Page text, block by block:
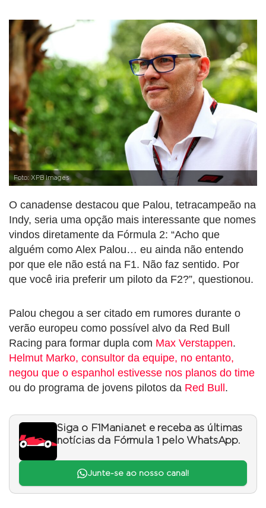
Foto: XPB Images
O canadense destacou que Palou, tetracampeão na
Indy, seria uma opção mais interessante que nomes
vindos diretamente da Fórmula 2: “Acho que
alguém como Alex Palou… eu ainda não entendo
por que ele não está na F1. Não faz sentido. Por
que você iria preferir um piloto da F2?”, questionou.
Palou chegou a ser citado em rumores durante o
verão europeu como possível alvo da Red Bull
Racing para formar dupla com Max Verstappen.
Helmut Marko, consultor da equipe, no entanto,
negou que o espanhol estivesse nos planos do time
ou do programa de jovens pilotos da Red Bull .
Siga o F1Mania.net e receba as últimas
notícias da Fórmula 1 pelo WhatsApp.
Junte-se ao nosso canal!